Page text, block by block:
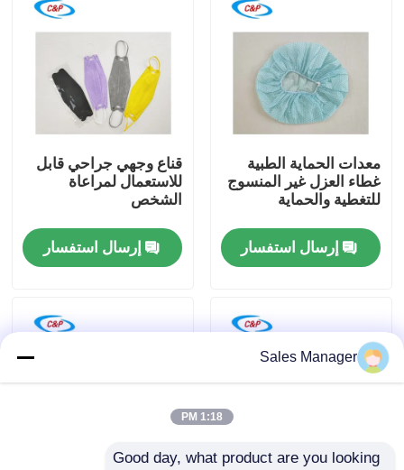
فيديوهات
برنامج VR
حولنا
جولة في المصنع
اتصل بنا
القضايا
معدات الحماية الطبية
غطاء العزل غير المنسوج
للتغطية والحماية
إرسال استفسار
قناع وجهي جراحي قابل
للاستعمال لمراعاة
الشخص
إرسال استفسار
Sales Manager
1:18 PM
Good day, what product are you looking